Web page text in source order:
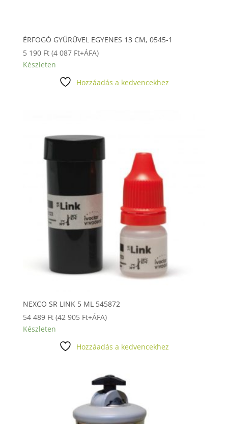
ÉRFOGÓ GYŰRŰVEL EGYENES 13 CM, 0545-1
5 190 Ft (4 087 Ft+ÁFA)
Készleten
Hozzáadás a kedvencekhez
NEXCO SR LINK 5 ML 545872
54 489 Ft (42 905 Ft+ÁFA)
Készleten
Hozzáadás a kedvencekhez